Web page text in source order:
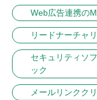
Web広告連携の
リードナーチャ
セキュリティソ
ック
メールリンクク